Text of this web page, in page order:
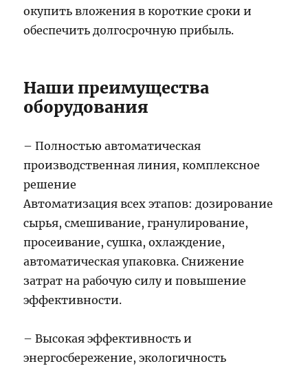
окупить вложения в короткие сроки и
обеспечить долгосрочную прибыль.
Наши преимущества
оборудования
– Полностью автоматическая
производственная линия, комплексное
решение
Автоматизация всех этапов: дозирование
сырья, смешивание, гранулирование,
просеивание, сушка, охлаждение,
автоматическая упаковка. Снижение
затрат на рабочую силу и повышение
эффективности.
– Высокая эффективность и
энергосбережение, экологичность